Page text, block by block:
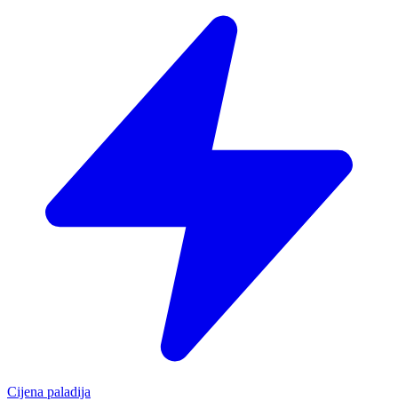
Cijena paladija